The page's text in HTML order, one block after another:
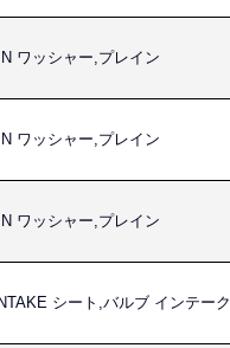
ワッシャー,プレイン
ワッシャー,プレイン
ワッシャー,プレイン
シート,バルブ インテーク